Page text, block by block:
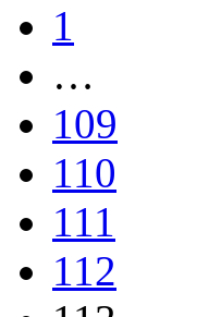
1
…
109
110
111
112